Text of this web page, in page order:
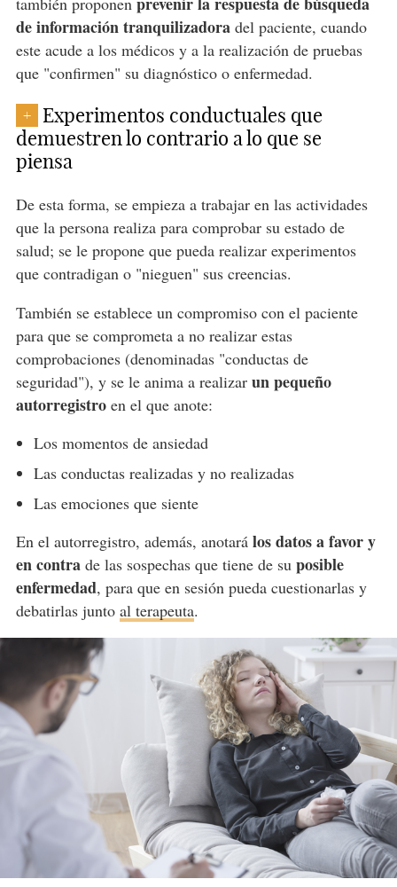
de información tranquilizadoradel paciente, cuando
este acude a los médicos y a la realización de pruebas
que "confirmen" su diagnóstico o enfermedad.
+
Experimentos conductuales que
demuestren lo contrario a lo que se
piensa
De esta forma, se empieza a trabajar en las actividades
que la persona realiza para comprobar su estado de
salud; se le propone que pueda realizar experimentos
que contradigan o "nieguen" sus creencias.
También se establece un compromiso con el paciente
para que se comprometa a no realizar estas
comprobaciones (denominadas "conductas de
seguridad"), y se le anima a realizarun pequeño
autorregistroen el que anote:
Los momentos de ansiedad
Las conductas realizadas y no realizadas
Las emociones que siente
En el autorregistro, además, anotará los datos a favor y
en contrade las sospechas que tiene de su posible
enfermedad, para que en sesión pueda cuestionarlas y
debatirlas junto al terapeuta.